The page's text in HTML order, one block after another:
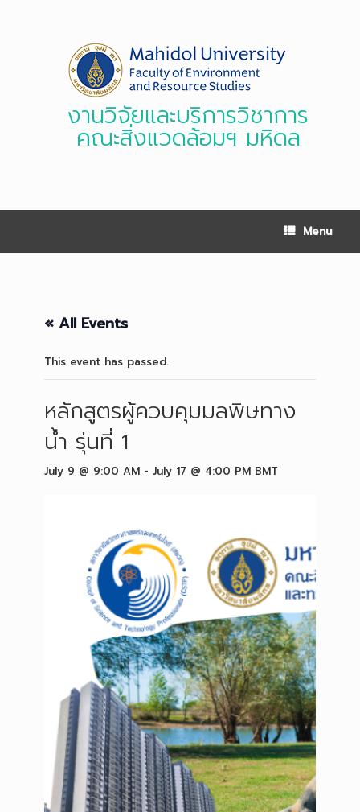
งานวิจัยและบริการวิชาการ
คณะสิ่งแวดล้อมฯ มหิดล
Menu
« All Events
This event has passed.
หลักสูตรผู้ควบคุมมลพิษทาง
น้ำ รุ่นที่ 1
July 9 @ 9:00 AM - July 17 @ 4:00 PM BMT